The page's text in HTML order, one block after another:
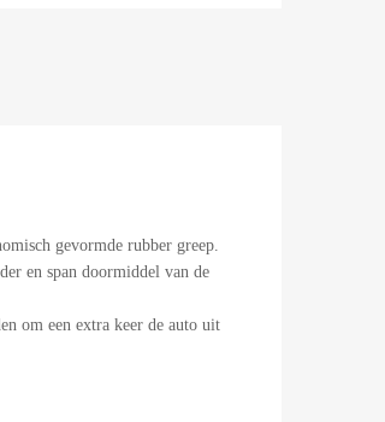
gevormde rubber greep.
en span doormiddel van de
om een extra keer de auto uit